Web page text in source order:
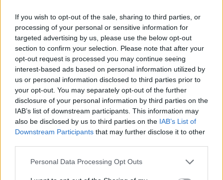
If you wish to opt-out of the sale, sharing to third parties, or
processing of your personal or sensitive information for
targeted advertising by us, please use the below opt-out
section to confirm your selection. Please note that after your
opt-out request is processed you may continue seeing
interest-based ads based on personal information utilized by
us or personal information disclosed to third parties prior to
your opt-out. You may separately opt-out of the further
disclosure of your personal information by third parties on the
IAB’s list of downstream participants. This information may
also be disclosed by us to third parties on the IAB’s List of
Downstream Participants that may further disclose it to other
Personal Data Processing Opt Outs
daugiau“, - intrigavo RKL Informacinių technologijų
skyriaus vadovas Tomas Rekašius.
Ligoninė ketina pateisinti savo vardą, tad šventės
dalyviams bei eisenos žiūrovams bus dalijami „vaistai
ir vitaminai nuo visų ligų“, taip įprasminant renginiui
sugalvotą šūkį „Sveikata – mūsų banga!“